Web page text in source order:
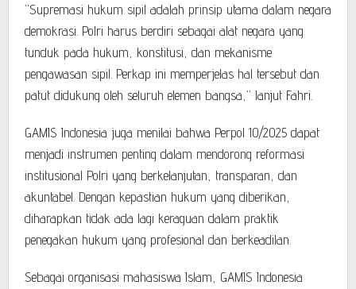
“Supremasi hukum sipil adalah prinsip utama dalam negara
demokrasi. Polri harus berdiri sebagai alat negara yang
tunduk pada hukum, konstitusi, dan mekanisme
pengawasan sipil. Perkap ini memperjelas hal tersebut dan
patut didukung oleh seluruh elemen bangsa,” lanjut Fahri.
GAMIS Indonesia juga menilai bahwa Perpol 10/2025 dapat
menjadi instrumen penting dalam mendorong reformasi
institusional Polri yang berkelanjutan, transparan, dan
akuntabel. Dengan kepastian hukum yang diberikan,
diharapkan tidak ada lagi keraguan dalam praktik
penegakan hukum yang profesional dan berkeadilan.
Sebagai organisasi mahasiswa Islam, GAMIS Indonesia